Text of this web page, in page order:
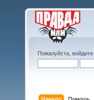
Пожалуйста, войдите